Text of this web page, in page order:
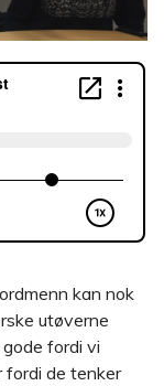
kan nok
utøverne
fordi vi
fordi de tenker